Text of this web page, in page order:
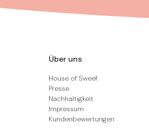
Über uns
House of Sweef
Presse
Nachhaltigkeit
Impressum
Kundenbewertungen